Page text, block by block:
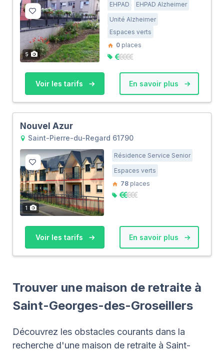
5
EHPAD
EHPAD Alzheimer
Unité Alzheimer
Espaces verts
0 places
Voir les tarifs En savoir plus
Nouvel Azur
Saint-Pierre-du-Regard 61790
1
Résidence Service Senior
Espaces verts
78 places
Voir les tarifs En savoir plus
Trouver une maison de retraite à
Saint-Georges-des-Groseillers
Découvrez les obstacles courants dans la
recherche d'une maison de retraite à Saint-